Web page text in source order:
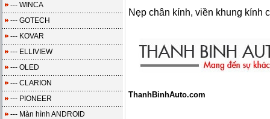
--- WINCA
--- GOTECH
--- KOVAR
--- ELLIVIEW
--- OLED
--- CLARION
--- PIONEER
--- Màn hình ANDROID
Nẹp chân kính, viền khung kính
ThanhBinhAuto.com